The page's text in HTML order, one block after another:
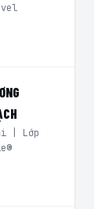
| Lớp